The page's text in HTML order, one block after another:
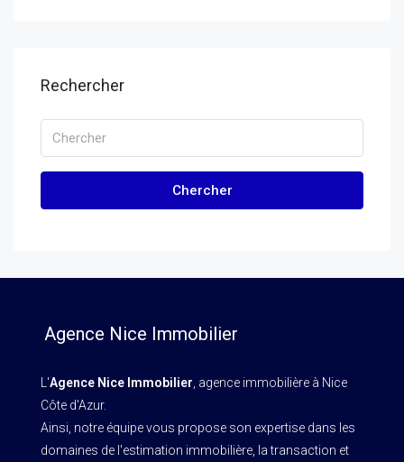
Rechercher
Chercher
Agence Nice Immobilier
L'Agence Nice Immobilier , agence immobilière à Nice
Côte d'Azur.
Ainsi, notre équipe vous propose son expertise dans les
domaines de l'estimation immobilière, la transaction et